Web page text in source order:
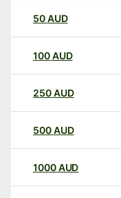
50AUD
100AUD
250AUD
500AUD
1000AUD